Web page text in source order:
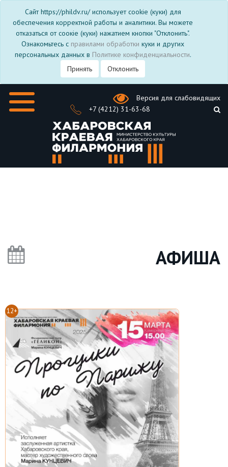
Сайт https://phildv.ru/ использует cookie (куки) для
обеспечения корректной работы и аналитики. Вы можете
отказаться от соокіе (куки) нажатием кнопки "Отклонить".
Ознакомьтесь с правилами обработки куки и других
персональных данных в Политике конфиденциальности.
Принять
Отклонить
Версия для слабовидящих
+7 (4212) 31-63-68
АФИША
12+